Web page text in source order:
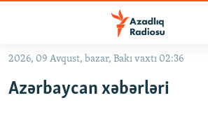
Əsas
qayıt
2026, 09 Avqust, bazar, Bakı vaxtı 02:36
Azərbaycan xəbərləri